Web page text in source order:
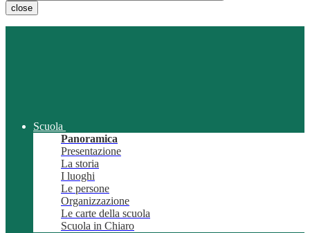
close
Scuola
Panoramica
Presentazione
La storia
I luoghi
Le persone
Organizzazione
Le carte della scuola
Scuola in Chiaro